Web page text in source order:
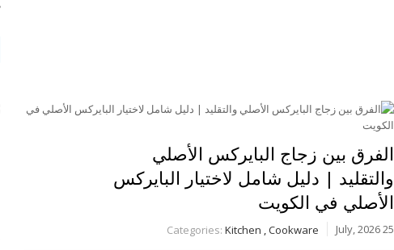
الفرق بين زجاج البايركس الأصلي
والتقليد | دليل شامل لاختيار البايركس
الأصلي في الكويت
25 July, 2026
Categories: Kitchen ,Cookware